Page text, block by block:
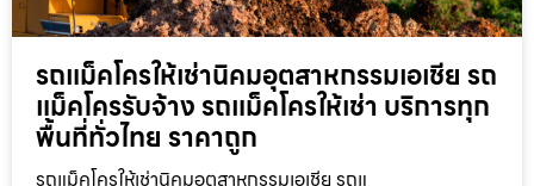
รถแม็คโครให้เช่านิคมอุตสาหกรรมเอเชีย รถ
แม็คโครรับจ้าง รถแม็คโครให้เช่า บริการทุก
พื้นที่ทั่วไทย ราคาถูก
รถแม็คโครให้เช่านิคมอุตสาหกรรมเอเชีย รถแ